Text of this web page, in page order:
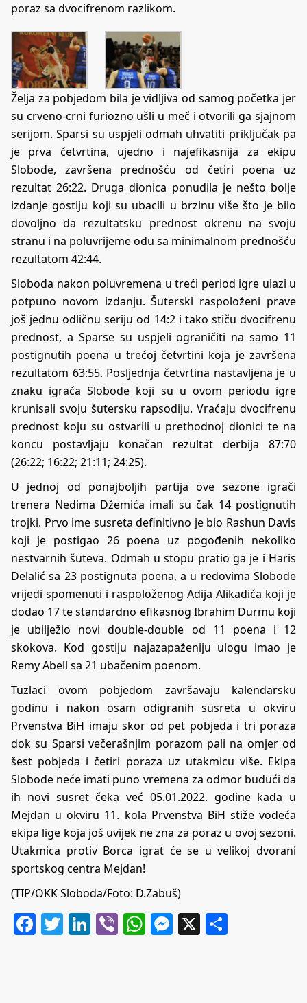
poraz sa dvocifrenom razlikom.
Želja za pobjedom bila je vidljiva od samog početka jer
su crveno-crni furiozno ušli u meč i otvorili ga sjajnom
serijom. Sparsi su uspjeli odmah uhvatiti priključak pa
je prva četvrtina, ujedno i najefikasnija za ekipu
Slobode, završena prednošću od četiri poena uz
rezultat 26:22. Druga dionica ponudila je nešto bolje
izdanje gostiju koji su ubacili u brzinu više što je bilo
dovoljno da rezultatsku prednost okrenu na svoju
stranu i na poluvrijeme odu sa minimalnom prednošću
rezultatom 42:44.
Sloboda nakon poluvremena u treći period igre ulazi u
potpuno novom izdanju. Šuterski raspoloženi prave
još jednu odličnu seriju od 14:2 i tako stiču dvocifrenu
prednost, a Sparse su uspjeli ograničiti na samo 11
postignutih poena u trećoj četvrtini koja je završena
rezultatom 63:55. Posljednja četvrtina nastavljena je u
znaku igrača Slobode koji su u ovom periodu igre
krunisali svoju šutersku rapsodiju. Vraćaju dvocifrenu
prednost koju su ostvarili u prethodnoj dionici te na
koncu postavljaju konačan rezultat derbija 87:70
(26:22; 16:22; 21:11; 24:25).
U jednoj od ponajboljih partija ove sezone igrači
trenera Nedima Džemića imali su čak 14 postignutih
trojki. Prvo ime susreta definitivno je bio Rashun Davis
koji je postigao 26 poena uz pogođenih nekoliko
nestvarnih šuteva. Odmah u stopu pratio ga je i Haris
Delalić sa 23 postignuta poena, a u redovima Slobode
vrijedi spomenuti i raspoloženog Adija Alikadića koji je
dodao 17 te standardno efikasnog Ibrahim Durmu koji
je ubilježio novi double-double od 11 poena i 12
skokova. Kod gostiju najazapaženiju ulogu imao je
Remy Abell sa 21 ubačenim poenom.
Tuzlaci ovom pobjedom završavaju kalendarsku
godinu i nakon osam odigranih susreta u okviru
Prvenstva BiH imaju skor od pet pobjeda i tri poraza
dok su Sparsi večerašnjim porazom pali na omjer od
šest pobjeda i četiri poraza uz utakmicu više. Ekipa
Slobode neće imati puno vremena za odmor budući da
ih novi susret čeka već 05.01.2022. godine kada u
Mejdan u okviru 11. kola Prvenstva BiH stiže vodeća
ekipa lige koja još uvijek ne zna za poraz u ovoj sezoni.
Utakmica protiv Borca igrat će se u velikoj dvorani
sportskog centra Mejdan!
(TIP/OKK Sloboda/Foto: D.Zabuš)
Facebook
Twitter
LinkedIn
ViberWhatsApp
Messenger
X